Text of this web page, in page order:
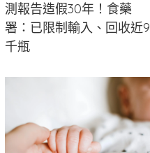
測報告造假30年！食藥
署：已限制輸入、回收近9
千瓶